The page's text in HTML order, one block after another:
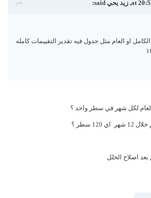
زيد يحي said:
او العام مثل جدول فيه تقدير التقييمات كامله
لكل شهر في سطر واحد ؟
سطر ؟
اصلاح الخلل